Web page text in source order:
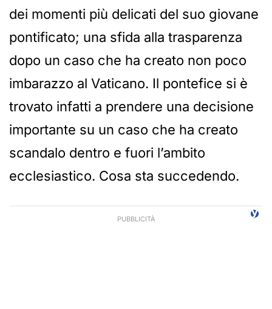
dei momenti più delicati del suo giovane
pontificato; una sfida alla trasparenza
dopo un caso che ha creato non poco
imbarazzo al Vaticano. Il pontefice si è
trovato infatti a prendere una decisione
importante su un caso che ha creato
scandalo dentro e fuori l’ambito
ecclesiastico. Cosa sta succedendo.